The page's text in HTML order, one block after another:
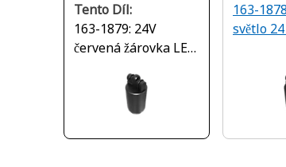
Tento Díl:
163-1879: 24V
červená žárovka LED
163-
světlo